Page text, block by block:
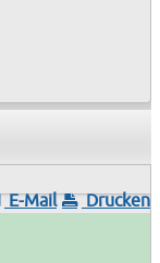
Drucken
E-Mail